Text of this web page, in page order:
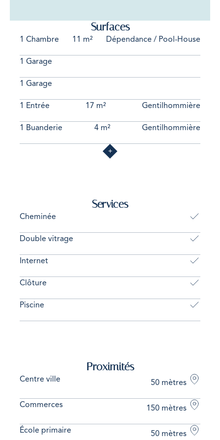
Surfaces
1 Chambre 11 m² Dépendance / Pool-House
1 Garage
1 Garage
1 Entrée 17 m² Gentilhommière
1 Buanderie 4 m² Gentilhommière
Services
Cheminée
Double vitrage
Internet
Clôture
Piscine
Proximités
Centre ville 50 mètres
Commerces 150 mètres
École primaire 50 mètres